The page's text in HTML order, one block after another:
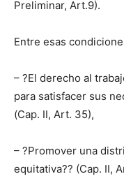
Preliminar, Art.9).
Entre esas
– ?El derecho al
para satisfacer sus
(Cap. II, Art. 35),
– ?Promover una
equitativa?? (Cap. II,